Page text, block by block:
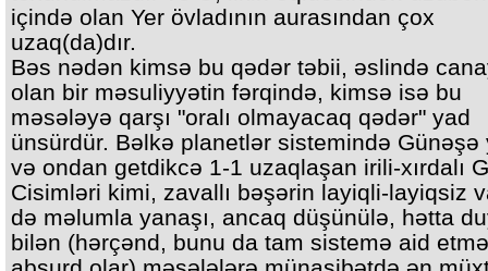
içində olan Yer övladının aurasından çox
uzaq(da)dır.
Bəs nədən kimsə bu qədər təbii, əslində
olan bir məsuliyyətin fərqində, kimsə isə bu
məsələyə qarşı "oralı olmayacaq qədər" yad
ünsürdür. Bəlkə planetlər sistemində Günəşə
və ondan getdikcə 1-1 uzaqlaşan irili-xırdalı
Cisimləri kimi, zavallı bəşərin layiqli-layiqsiz
də məlumla yanaşı, ancaq düşünülə, hətta
bilən (hərçənd, bunu da tam sistemə aid